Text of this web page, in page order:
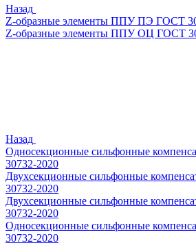
Назад
Z-образные элементы ППУ ПЭ ГОСТ
Z-образные элементы ППУ ОЦ ГОСТ
Назад
Односекционные сильфонные
30732-2020
Двухсекционные сильфонные
30732-2020
Двухсекционные сильфонные
30732-2020
Односекционные сильфонные
30732-2020